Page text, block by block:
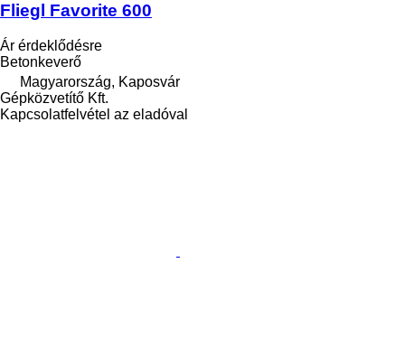
Fliegl Favorite 600
Ár érdeklődésre
Betonkeverő
Magyarország, Kaposvár
Gépközvetítő Kft.
Kapcsolatfelvétel az eladóval